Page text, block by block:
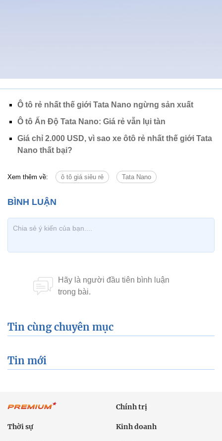
Ô tô rẻ nhất thế giới Tata Nano ngừng sản xuất
Ô tô Ấn Độ Tata Nano: Giá rẻ vẫn lụi tàn
Giá chỉ 2.000 USD, vì sao xe ôtô rẻ nhất thế giới Tata
Nano thất bại?
Xem thêm về: ô tô giá siêu rẻ Tata Nano
Tin cùng chuyên mục
Tin mới
Chính trị
Thời sự Kinh doanh